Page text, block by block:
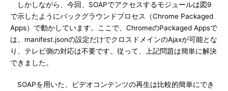
しかしながら、今回、SOAPでアクセスするモジュールは図9
で示したようにバックグラウンドプロセス（Chrome Packaged
Apps）で動かしています。ここで、ChromeのPackaged Appsで
は、manifest.jsonの設定だけでクロスドメインのAjaxが可能とな
り、テレビ側の対応は不要です。従って、上記問題は簡単に解決
できました。
SOAPを用いた、ビデオコンテンツの再生は比較的簡単にでき